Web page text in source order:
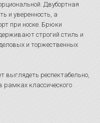
Двубортная
и уверенность, а
при носке. Брюки
строгий стиль и
и торжественных
выглядеть респектабельно,
рамках классического